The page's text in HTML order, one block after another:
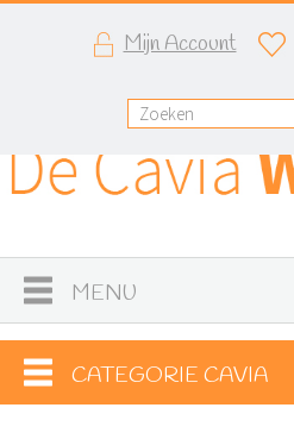
Mijn Account
MENU
CATEGORIE CAVIA